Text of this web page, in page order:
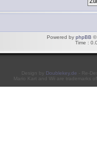
Powered by phpBB ©
Time :
Design by Doublekey.de - Re-
Mario Kart and Wii are trademarks